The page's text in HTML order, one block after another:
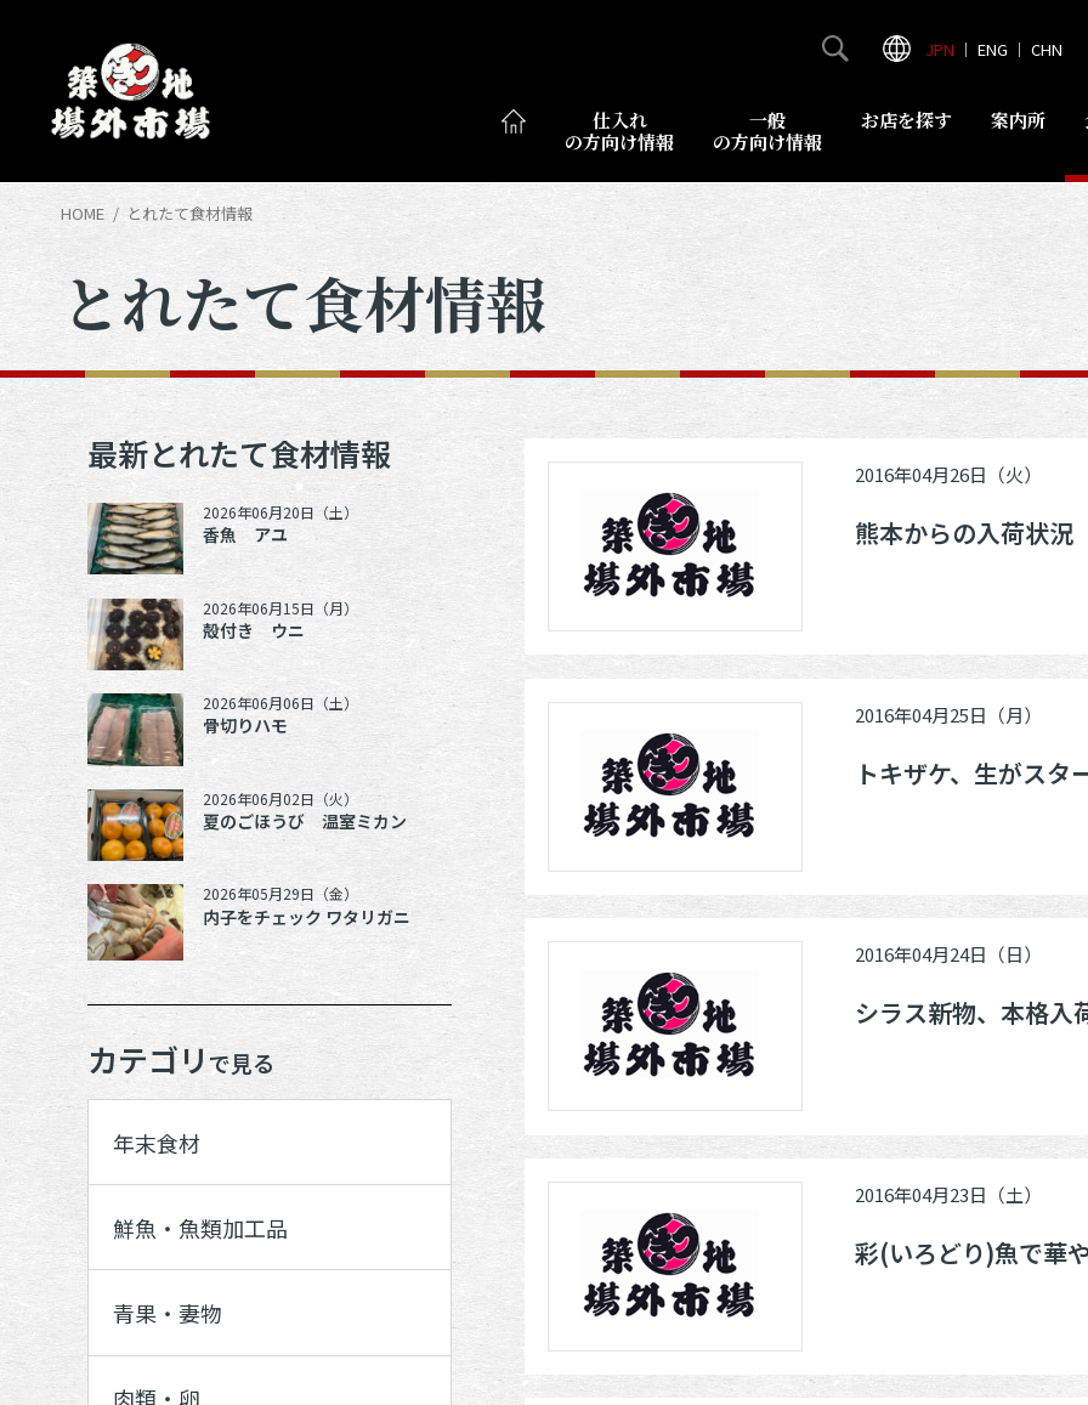
仕入れ
の方向け情報
一般
の方向け情報
お店を探す 案内所
JPN ｜ ENG ｜ CHN
HOME とれたて食材情報
とれたて食材情報
2016年04月26日（火）
熊本からの入荷状況
2016年04月25日（月）
トキザケ、生がスタ
2016年04月24日（日）
シラス新物、本格入
2016年04月23日（土）
彩(いろどり)魚で華
最新とれたて食材情報
2026年06月20日（土）
香魚 アユ
2026年06月15日（月）
殻付き ウニ
2026年06月06日（土）
骨切りハモ
2026年06月02日（火）
夏のごほうび 温室ミカン
2026年05月29日（金）
内子をチェック ワタリガニ
カテゴリで見る
年末食材
鮮魚・魚類加工品
青果・妻物
肉類・卵